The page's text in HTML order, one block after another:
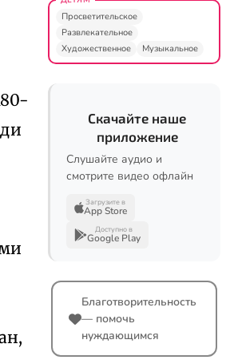
Просветительское
Развлекательное
Художественное
Музыкальное
Скачайте наше
приложение
Слушайте аудио и
смотрите видео офлайн
Загрузите в
App Store
Доступно в
Google Play
Благотворительность
— помочь
нуждающимся